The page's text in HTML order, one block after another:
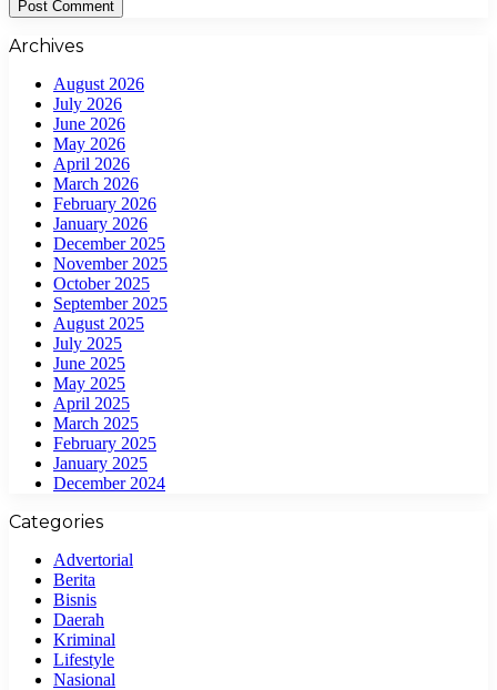
Archives
August 2026
July 2026
June 2026
May 2026
April 2026
March 2026
February 2026
January 2026
December 2025
November 2025
October 2025
September 2025
August 2025
July 2025
June 2025
May 2025
April 2025
March 2025
February 2025
January 2025
December 2024
Categories
Advertorial
Berita
Bisnis
Daerah
Kriminal
Lifestyle
Nasional